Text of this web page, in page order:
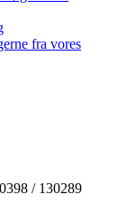
fra vores
/ 130289